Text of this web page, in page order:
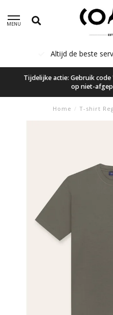
MENU
Altijd de beste
Tijdelijke actie: Gebruik
op niet-
Home / T-shirt